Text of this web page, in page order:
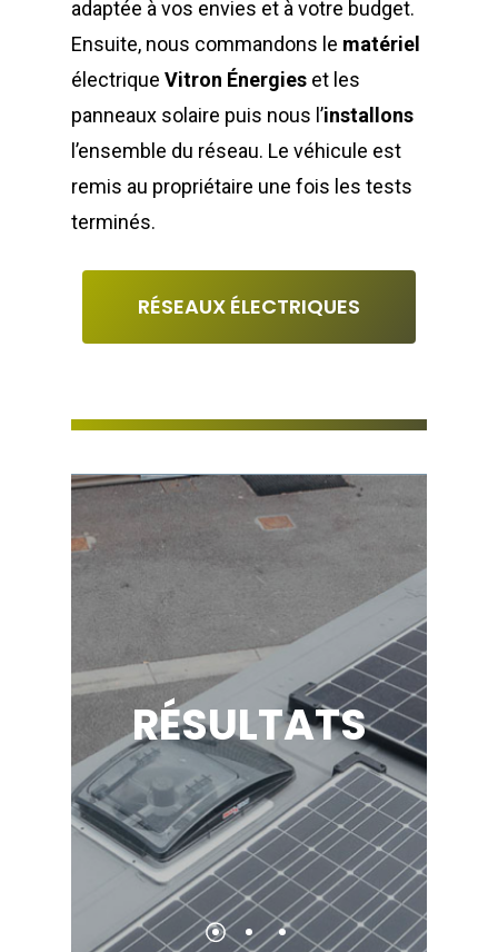
adaptée à vos envies et à votre budget.
Ensuite, nous commandons le matériel
électriqueVitron Énergies et les
panneaux solaire puis nous l’installons
l’ensemble du réseau. Le véhicule est
remis au propriétaire une fois les tests
terminés.
RÉSEAUX ÉLECTRIQUES
RÉSULTATS